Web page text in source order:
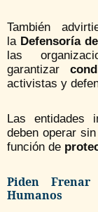
También
la Defensoría
las
garantizar
activistas y
Las entidades
deben operar
función de
Piden Frenar
Humanos